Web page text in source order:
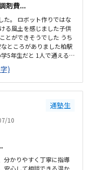
剤費...
た。 ロボット作りではな
る風土を感じました子供
とができそうでした うち
ところがありました柏駅
5年生だと 1人で通える
勉強していたのが印象的
環境でした毎月1万円 オ
限に使える環境 であれば
んでました 子供が興味持
)
通塾生
10
分かりやすく丁寧に指導
安心して相談できる温か